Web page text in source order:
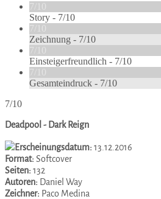
7/10
Story - 7/10
7/10
Zeichnung - 7/10
7/10
Einsteigerfreundlich - 7/10
7/10
Gesamteindruck - 7/10
7/10
Deadpool - Dark Reign
Erscheinungsdatum: 13.12.2016
Format: Softcover
Seiten: 132
Autoren: Daniel Way
Zeichner: Paco Medina